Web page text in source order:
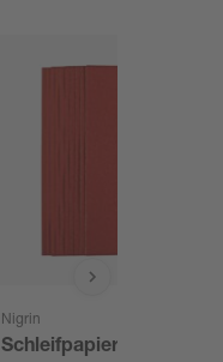
Nigrin
Schleifpapier-Set